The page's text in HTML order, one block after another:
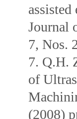
Journal
7, Nos.
7. Q.H.
of
(2008)